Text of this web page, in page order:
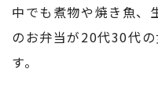
中でも煮物や焼き魚、
のお弁当が20代30代
す。